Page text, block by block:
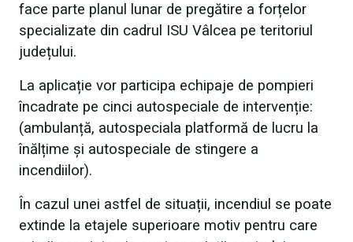
face parte planul lunar de pregătire a forțelor
specializate din cadrul ISU Vâlcea pe teritoriul
județului.
La aplicație vor participa echipaje de pompieri
încadrate pe cinci autospeciale de intervenție:
(ambulanță, autospeciala platformă de lucru la
înălțime și autospeciale de stingere a
incendiilor).
În cazul unei astfel de situații, incendiul se poate
extinde la etajele superioare motiv pentru care